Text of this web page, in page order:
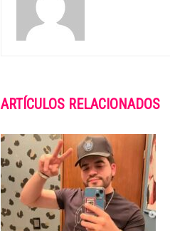
ARTÍCULOS RELACIONADOS